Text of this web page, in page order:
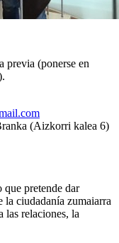
previa (ponerse en
(Aizkorri kalea 6)
que pretende dar
la ciudadanía zumaiarra
las relaciones, la